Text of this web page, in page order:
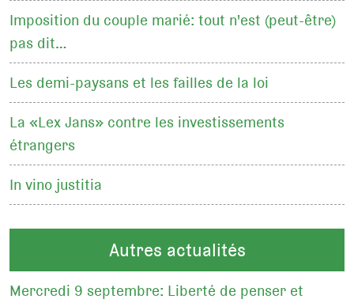
Imposition du couple marié: tout n'est (peut-être)
pas dit…
Les demi-paysans et les failles de la loi
La «Lex Jans» contre les investissements
étrangers
In vino justitia
Autres actualités
Mercredi 9 septembre: Liberté de penser et